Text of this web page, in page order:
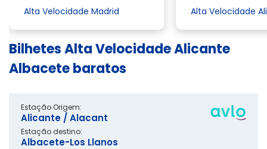
Alta Velocidade Madrid Alta Velocidade
Bilhetes Alta Velocidade Alicante
Albacete baratos
Estação Origem:
Alicante / Alacant
Estação destino:
Albacete-Los Llanos